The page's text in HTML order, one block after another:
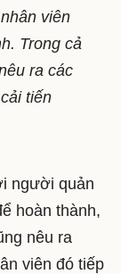
viên
Trong cả
ra các
tiến
người quản
hoàn thành,
nêu ra
viên đó tiếp